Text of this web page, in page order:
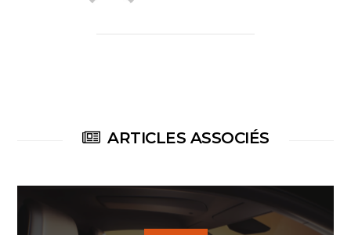
ARTICLES ASSOCIÉS